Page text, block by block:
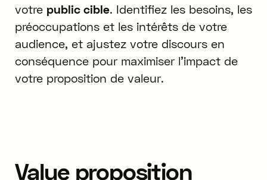
votre public cible. Identifiez les besoins, les
préoccupations et les intérêts de votre
audience, et ajustez votre discours en
conséquence pour maximiser l'impact de
votre proposition de valeur.
Value proposition